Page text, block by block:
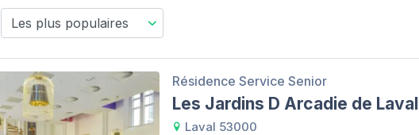
Résidence Service Senior
Les Jardins D Arcadie de Laval
Laval 53000